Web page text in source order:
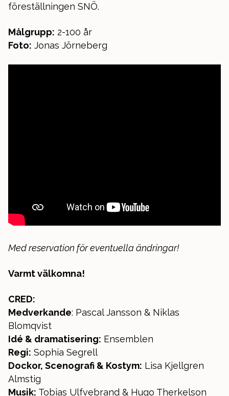
föreställningen SNÖ.
Målgrupp: 2-100 år
Foto: Jonas Jörneberg
Med reservation för eventuella ändringar!
Varmt välkomna!
CRED:
Medverkande: Pascal Jansson & Niklas
Blomqvist
Idé & dramatisering: Ensemblen
Regi: Sophia Segrell
Dockor, Scenografi & Kostym: Lisa Kjellgren
Almstig
Musik: Tobias Ulfvebrand & Hugo Therkelson